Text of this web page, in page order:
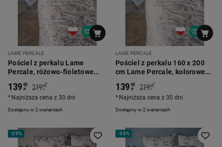
LAME PERCALE
Pościel z perkalu Lame
Percale, różowo-fioletowe
Dostępny w 2 wariantach
139 00
zł 219 00
zł
*
Najniższa cena z 30 dni
LAME PERCALE
Pościel z perkalu 160 x 200
cm Lame Percale, kolorowe
kwiatki, różowa
Dostępny w 2 wariantach
139 00
zł 219 00
zł
*
Najniższa cena z 30 dni
-29% -35%